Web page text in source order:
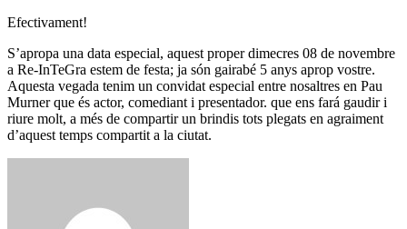
Efectivament!
S’apropa una data especial, aquest proper dimecres 08 de novembre
a Re-InTeGra estem de festa; ja són gairabé 5 anys aprop vostre.
Aquesta vegada tenim un convidat especial entre nosaltres en Pau
Murner que és actor, comediant i presentador. que ens fará gaudir i
riure molt, a més de compartir un brindis tots plegats en agraiment
d’aquest temps compartit a la ciutat.